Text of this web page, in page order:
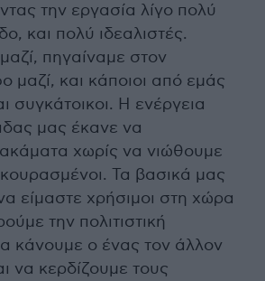
την εργασία λίγο πολύ
και πολύ ιδεαλιστές.
πηγαίναμε στον
μαζί, και κάποιοι από εμάς
συγκάτοικοι. Η ενέργεια
μας έκανε να
χωρίς να νιώθουμε
Τα βασικά μας
είμαστε χρήσιμοι στη χώρα
την πολιτιστική
κάνουμε ο ένας τον άλλον
να κερδίζουμε τους